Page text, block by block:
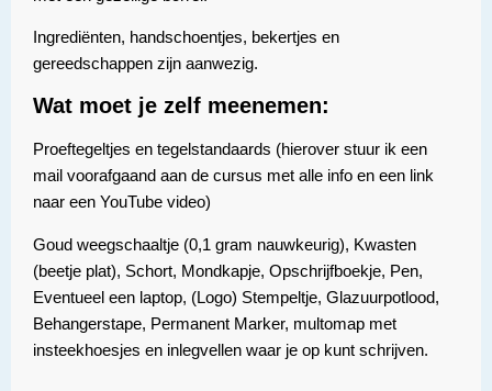
Ingrediënten, handschoentjes, bekertjes en
gereedschappen zijn aanwezig.
Wat moet je zelf meenemen:
Proeftegeltjes en tegelstandaards (hierover stuur ik een
mail voorafgaand aan de cursus met alle info en een link
naar een YouTube video)
Goud weegschaaltje (0,1 gram nauwkeurig), Kwasten
(beetje plat), Schort, Mondkapje, Opschrijfboekje, Pen,
Eventueel een laptop, (Logo) Stempeltje, Glazuurpotlood,
Behangerstape, Permanent Marker, multomap met
insteekhoesjes en inlegvellen waar je op kunt schrijven.